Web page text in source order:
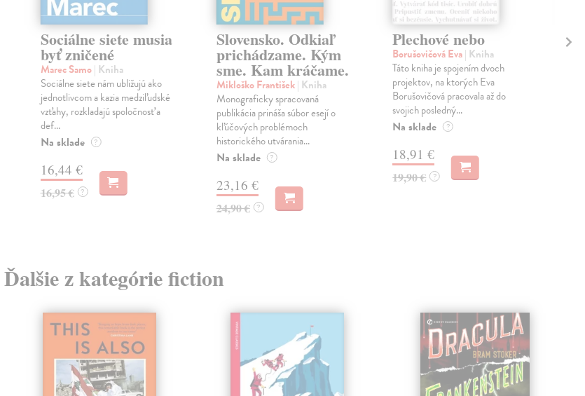
Sociálne siete musia
byť zničené
Marec Samo| Kniha
Sociálne siete nám ubližujú ako
jednotlivcom a kazia medziľudské
vzťahy, rozkladajú spoločnosť a
def...
Na sklade ?
16,44 €
16,95 € ?
Slovensko. Odkiaľ
prichádzame. Kým
sme. Kam kráčame.
Mikloško František| Kniha
Monograficky spracovaná
publikácia prináša súbor esejí o
kľúčových problémoch
historického utvárania...
Na sklade ?
23,16 €
24,90 € ?
Plechové nebo
Borušovičová Eva| Kniha
Táto kniha je spojením dvoch
projektov, na ktorých Eva
Borušovičová pracovala až do
svojich posledný...
Na sklade ?
18,91 €
19,90 € ?
Ďalšie z kategórie fiction